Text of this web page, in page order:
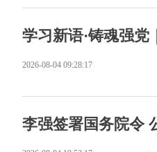
学习新语·铸魂强
2026-08-04 09:28:17
李强签署国务院令